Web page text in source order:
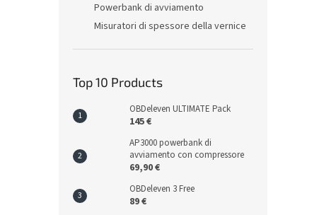
Powerbank di avviamento
Misuratori di spessore della vernice
Top 10 Products
OBDeleven ULTIMATE Pack
145 €
AP3000 powerbank di
avviamento con compressore
69,90 €
OBDeleven 3 Free
89 €